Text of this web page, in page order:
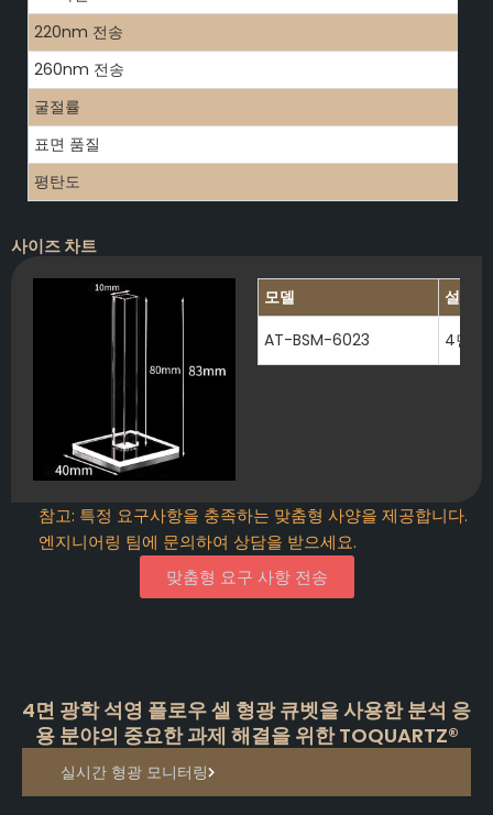
220nm 전송
260nm 전송
굴절률
표면 품질
평탄도
사이즈 차트
모델
설명
AT-BSM-6023
4면
참고: 특정 요구사항을 충족하는 맞춤형 사양을 제공합니다.
엔지니어링 팀에 문의하여 상담을 받으세요.
맞춤형 요구 사항 전송
4면 광학 석영 플로우 셀 형광 큐벳을 사용한 분석 응
용 분야의 중요한 과제 해결을 위한 TOQUARTZ®
실시간 형광 모니터링